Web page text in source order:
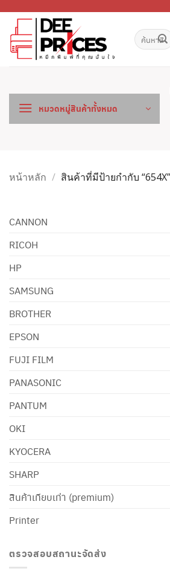
เนื้อหา
ค้นหา:
หมวดหมู่สินค้าทั้งหมด
หน้าหลัก / สินค้าที่มีป้ายกำกับ “654X”
CANNON
RICOH
HP
SAMSUNG
BROTHER
EPSON
FUJI FILM
PANASONIC
PANTUM
OKI
KYOCERA
SHARP
สินค้าเทียบเท่า (premium)
Printer
ตรวจสอบสถานะจัดส่ง